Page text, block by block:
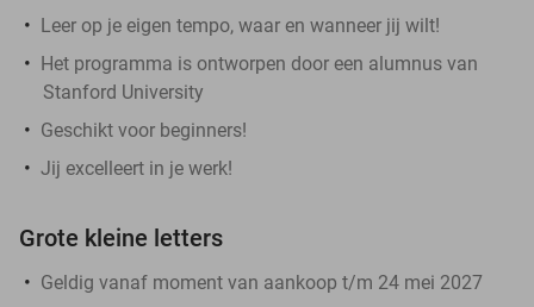
Leer op je eigen tempo, waar en wanneer jij wilt!
Het programma is ontworpen door een alumnus van
Stanford University
Geschikt voor beginners!
Jij excelleert in je werk!
Grote kleine letters
Geldig vanaf moment van aankoop t/m 24 mei 2027